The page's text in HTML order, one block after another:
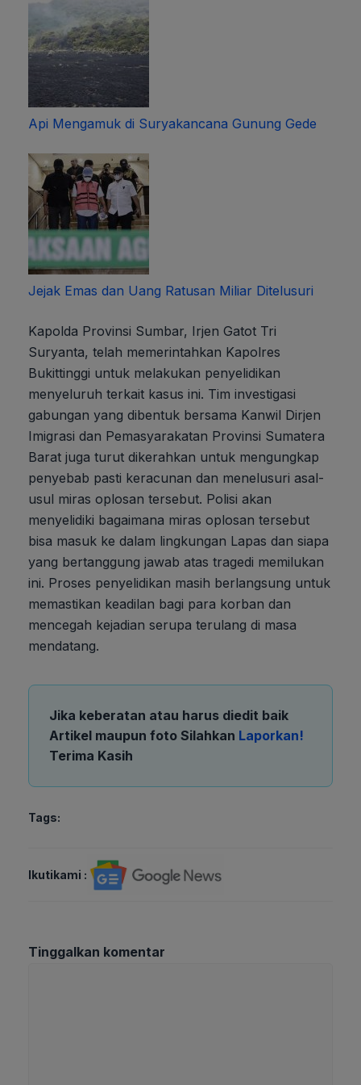
Api Mengamuk di Suryakancana Gunung Gede
Jejak Emas dan Uang Ratusan Miliar Ditelusuri
Kapolda Provinsi Sumbar, Irjen Gatot Tri
Suryanta, telah memerintahkan Kapolres
Bukittinggi untuk melakukan penyelidikan
menyeluruh terkait kasus ini. Tim investigasi
gabungan yang dibentuk bersama Kanwil Dirjen
Imigrasi dan Pemasyarakatan Provinsi Sumatera
Barat juga turut dikerahkan untuk mengungkap
penyebab pasti keracunan dan menelusuri asal-
usul miras oplosan tersebut. Polisi akan
menyelidiki bagaimana miras oplosan tersebut
bisa masuk ke dalam lingkungan Lapas dan siapa
yang bertanggung jawab atas tragedi memilukan
ini. Proses penyelidikan masih berlangsung untuk
memastikan keadilan bagi para korban dan
mencegah kejadian serupa terulang di masa
mendatang.
Jika keberatan atau harus diedit baik
Artikel maupun foto Silahkan Laporkan!
Terima Kasih
Tags:
Ikutikami :
Tinggalkan komentar